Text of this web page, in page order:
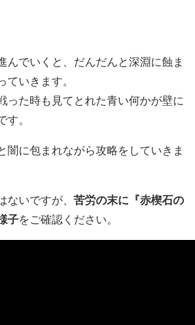
んでいくと、だんだんと深淵に蝕ま
いきます。
った時も見てとれた青い何かが壁に
。
闇に包まれながら攻略をしていきま
ないですが、 苦労の末に『赤楔石の
子をご確認ください。